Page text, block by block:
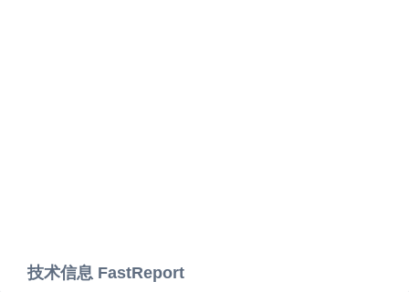
技术信息 FastReport